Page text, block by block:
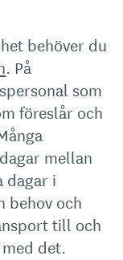
behöver du
. På
som
föreslår och
mellan
dagar i
behov och
till och
det.